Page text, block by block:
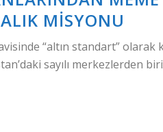
MISYONU
“altın standart”
sayılı merkezlerden